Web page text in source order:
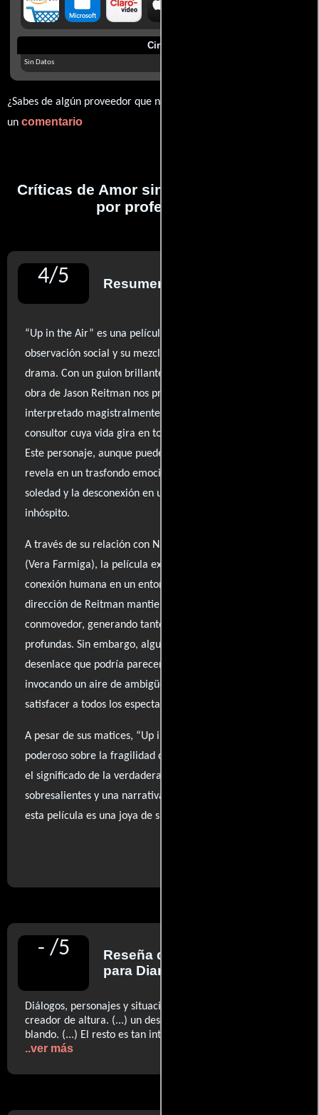
Cines
Sin Datos
¿Sabes de algún proveedor que no estamos mostrando? déjanos
un comentario
Críticas de Amor sin escalas realizadas
por profesionales
4/5 Resumen de reseñas
“Up in the Air” es una película que destaca por su aguda
observación social y su mezcla equilibrada de comedia y
drama. Con un guion brillante y diálogos ingeniosos, la
obra de Jason Reitman nos presenta a Ryan Bingham,
interpretado magistralmente por George Clooney, un
consultor cuya vida gira en torno a despedir a personas.
Este personaje, aunque puede parecer superficial, se
revela en un trasfondo emocional complejo que aborda la
soledad y la desconexión en un mundo moderno
inhóspito.
A través de su relación con Natalie (Anna Kendrick) y Alex
(Vera Farmiga), la película explora la búsqueda de
conexión humana en un entorno despersonalizado. La
dirección de Reitman mantiene un tono mordaz y
conmovedor, generando tanto sonrisas como reflexiones
profundas. Sin embargo, algunos críticos han señalado un
desenlace que podría parecer decepcionante y blando,
invocando un aire de ambigüedad que puede no
satisfacer a todos los espectadores.
A pesar de sus matices, “Up in the Air” es un relato
poderoso sobre la fragilidad de las relaciones humanas y
el significado de la verdadera conexión. Con actuaciones
sobresalientes y una narrativa que invita a la reflexión,
esta película es una joya de su tiempo.
- /5 Reseña de
para Diario El País
Diálogos, personajes y situaciones llevan la marca de un
creador de altura. (...) un desenlace decepcionante y
blando. (...) El resto es tan inteligente como perturbador.
..ver más